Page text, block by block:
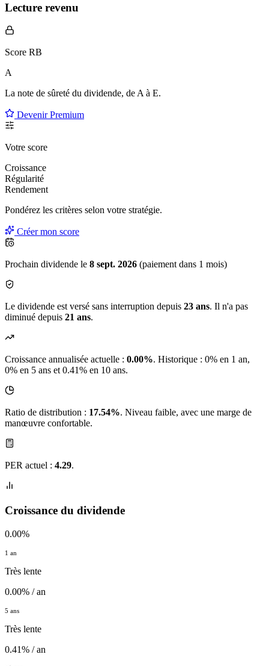
Lecture revenu
Score RB
A
La note de sûreté du dividende, de A à E.
Devenir Premium
Votre score
Croissance
Régularité
Rendement
Pondérez les critères selon votre stratégie.
Créer mon score
Prochain dividende le 8 sept. 2026 (paiement dans 1 mois)
Le dividende est versé sans interruption depuis 23 ans. Il n'a pas
diminué depuis 21 ans.
Croissance annualisée actuelle : 0.00%. Historique : 0% en 1 an,
0% en 5 ans et 0.41% en 10 ans.
Ratio de distribution : 17.54%. Niveau faible, avec une marge de
manœuvre confortable.
PER actuel : 4.29.
Croissance du dividende
0.00%
1 an
Très lente
0.00% / an
5 ans
Très lente
0.41% / an